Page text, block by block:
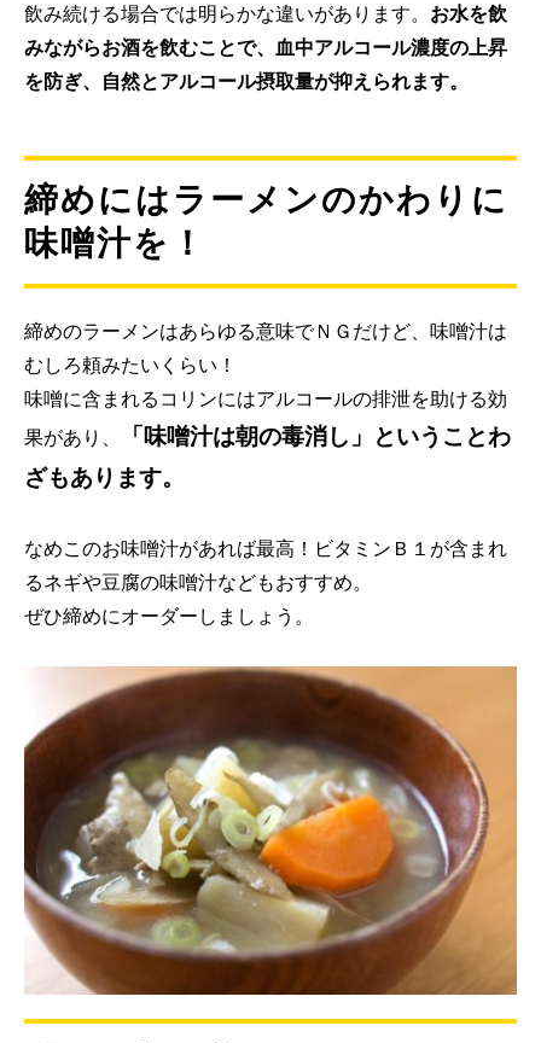
飲み続ける場合では明らかな違いがあります。 お水を飲
みながらお酒を飲むことで、血中アルコール濃度の上昇
を防ぎ、自然とアルコール摂取量が抑えられます。
締めにはラーメンのかわりに
味噌汁を！
締めのラーメンはあらゆる意味でＮＧだけど、味噌汁は
むしろ頼みたいくらい！
味噌に含まれるコリンにはアルコールの排泄を助ける効
果があり、
「味噌汁は朝の毒消し」ということわ
ざもあります。
なめこのお味噌汁があれば最高！ビタミンＢ１が含まれ
るネギや豆腐の味噌汁などもおすすめ。
ぜひ締めにオーダーしましょう。